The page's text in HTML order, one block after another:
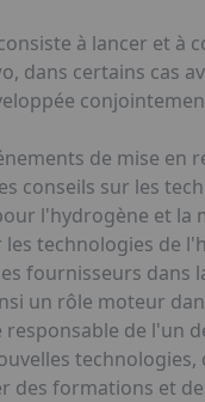
à lancer et à
dans certains cas
de mise
conseils sur les
l'hydrogène et la
technologies de
fournisseurs
un rôle moteur
de
des formations et